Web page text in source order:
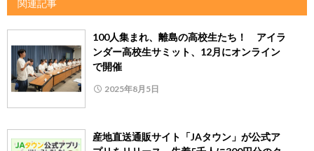
関連記事
100人集まれ、離島の高校生たち！ アイラ
ンダー高校生サミット、12月にオンライン
で開催
2025年8月5日
産地直送通販サイト「JAタウン」が公式ア